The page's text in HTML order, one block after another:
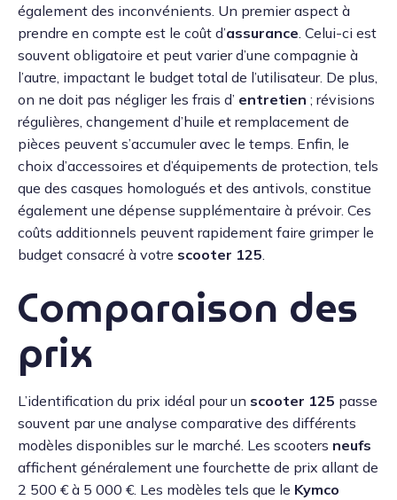
également des inconvénients. Un premier aspect à
prendre en compte est le coût d’assurance . Celui-ci est
souvent obligatoire et peut varier d’une compagnie à
l’autre, impactant le budget total de l’utilisateur. De plus,
on ne doit pas négliger les frais d’ entretien ; révisions
régulières, changement d’huile et remplacement de
pièces peuvent s’accumuler avec le temps. Enfin, le
choix d’accessoires et d’équipements de protection, tels
que des casques homologués et des antivols, constitue
également une dépense supplémentaire à prévoir. Ces
coûts additionnels peuvent rapidement faire grimper le
budget consacré à votre scooter 125
Comparaison des
prix
L’identification du prix idéal pour un scooter 125 passe
souvent par une analyse comparative des différents
modèles disponibles sur le marché. Les scooters neufs
affichent généralement une fourchette de prix allant de
2 500 € à 5 000 €. Les modèles tels que le Kymco